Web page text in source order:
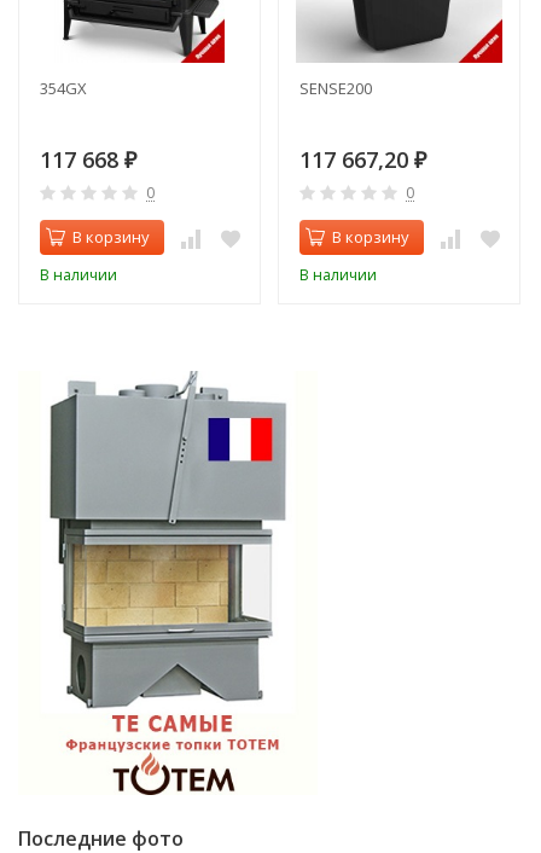
354GX
117 668 ₽
0
В корзину
В наличии
SENSE200
117 667,20 ₽
0
В корзину
В наличии
Последние фото